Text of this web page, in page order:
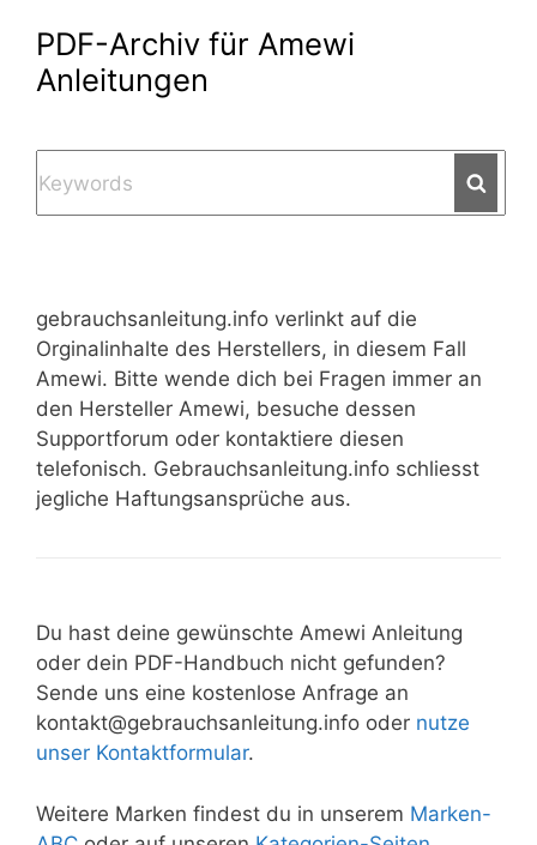
PDF-Archiv für Amewi
Anleitungen
gebrauchsanleitung.info verlinkt auf die
Orginalinhalte des Herstellers, in diesem Fall
Amewi. Bitte wende dich bei Fragen immer an
den Hersteller Amewi, besuche dessen
Supportforum oder kontaktiere diesen
telefonisch. Gebrauchsanleitung.info schliesst
jegliche Haftungsansprüche aus.
Du hast deine gewünschte Amewi Anleitung
oder dein PDF-Handbuch nicht gefunden?
Sende uns eine kostenlose Anfrage an
kontakt@gebrauchsanleitung.info oder nutze
unser Kontaktformular.
Weitere Marken findest du in unserem Marken-